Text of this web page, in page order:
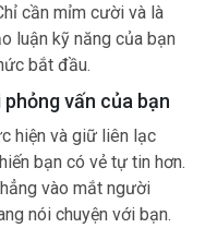
cần mỉm cười và là
luận kỹ năng của bạn
bắt đầu.
vấn của bạn
hiện và giữ liên lạc
bạn có vẻ tự tin hơn.
vào mắt người
nói chuyện với bạn.